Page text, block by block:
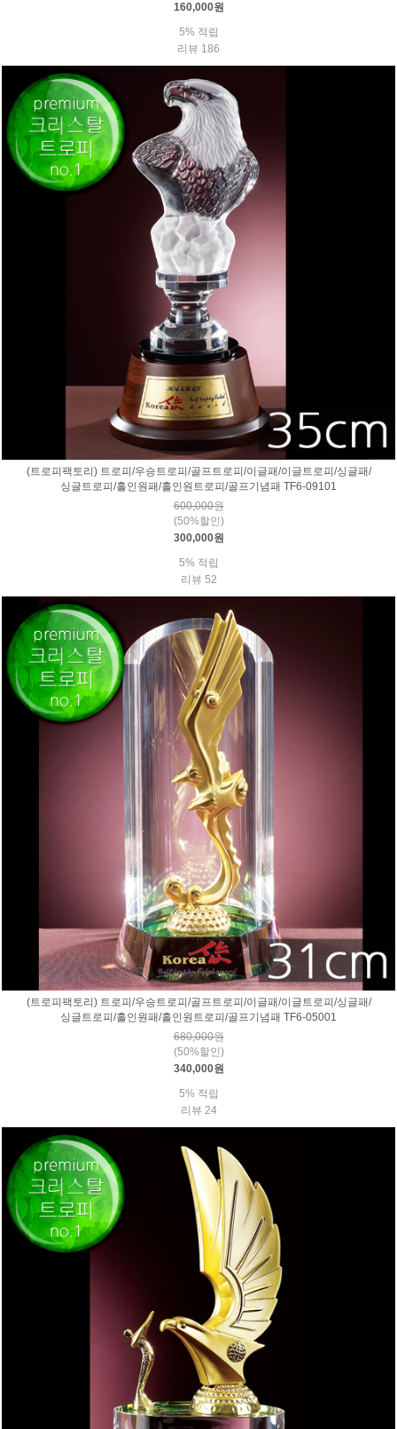
160,000원
5% 적립
리뷰 186
(트로피팩토리) 트로피/우승트로피/골프트로피/이글패/이글트로피/싱글패/
싱글트로피/홀인원패/홀인원트로피/골프기념패 TF6-09101
600,000원
(50%할인)
300,000원
5% 적립
리뷰 52
(트로피팩토리) 트로피/우승트로피/골프트로피/이글패/이글트로피/싱글패/
싱글트로피/홀인원패/홀인원트로피/골프기념패 TF6-05001
680,000원
(50%할인)
340,000원
5% 적립
리뷰 24